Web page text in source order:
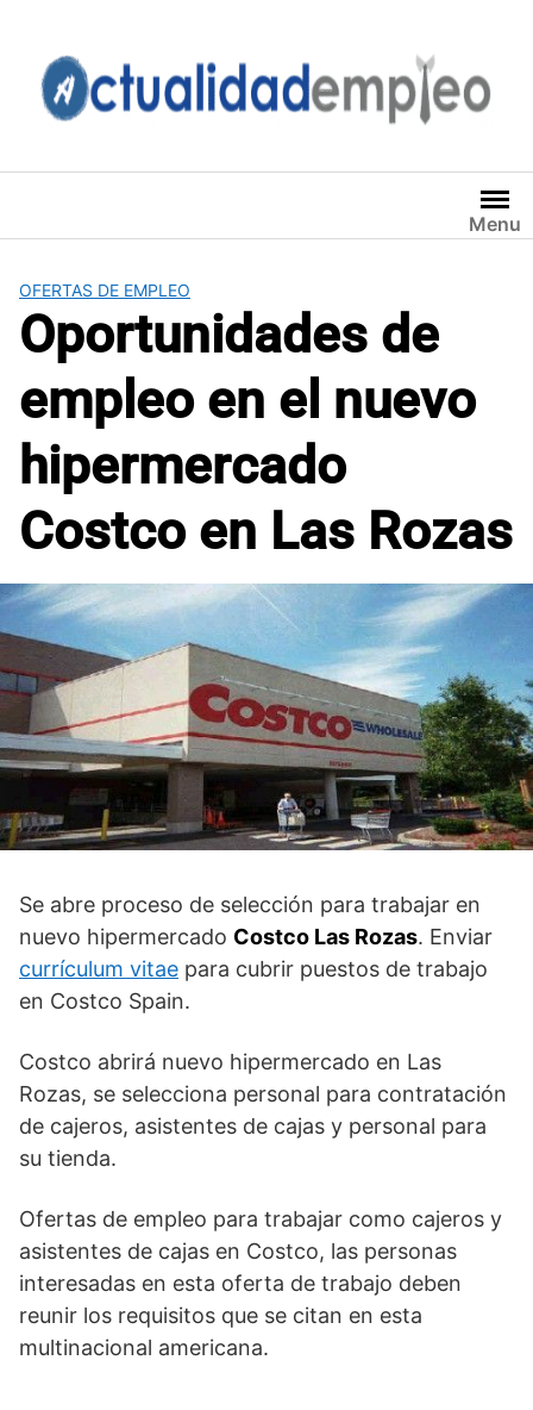
contenido
Menu
OFERTAS DE EMPLEO
Oportunidades de
empleo en el nuevo
hipermercado
Costco en Las Rozas
Se abre proceso de selección para trabajar en
nuevo hipermercado Costco Las Rozas. Enviar
currículum vitae para cubrir puestos de trabajo
en Costco Spain.
Costco abrirá nuevo hipermercado en Las
Rozas, se selecciona personal para contratación
de cajeros, asistentes de cajas y personal para
su tienda.
Ofertas de empleo para trabajar como cajeros y
asistentes de cajas en Costco, las personas
interesadas en esta oferta de trabajo deben
reunir los requisitos que se citan en esta
multinacional americana.